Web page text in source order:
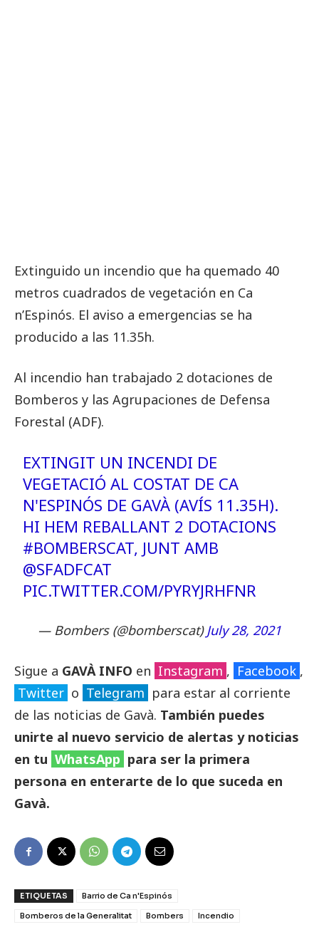
Extinguido un incendio que ha quemado 40
metros cuadrados de vegetación en Ca
n’Espinós. El aviso a emergencias se ha
producido a las 11.35h.
Al incendio han trabajado 2 dotaciones de
Bomberos y las Agrupaciones de Defensa
Forestal (ADF).
EXTINGIT UN INCENDI DE
VEGETACIÓ AL COSTAT DE CA
N'ESPINÓS DE GAVÀ (AVÍS 11.35H).
HI HEM REBALLANT 2 DOTACIONS
#BOMBERSCAT, JUNT AMB
@SFADFCAT
PIC.TWITTER.COM/PYRYJRHFNR
— Bombers (@bomberscat)July 28, 2021
Sigue a GAVÀ INFO en Instagram , Facebook ,
Twitter o Telegram para estar al corriente
de las noticias de Gavà. También puedes
unirte al nuevo servicio de alertas y noticias
en tu WhatsApp para ser la primera
persona en enterarte de lo que suceda en
Gavà.
ETIQUETAS
Barrio de Ca n'Espinós
Bomberos de la Generalitat
Bombers Incendio